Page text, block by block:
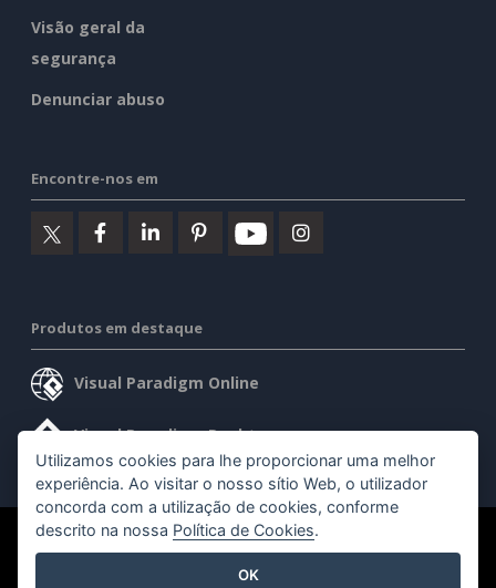
Visão geral da
segurança
Denunciar abuso
Encontre-nos em
Produtos em destaque
Visual Paradigm Online
Visual Paradigm Desktop
©2026 by Visual Paradigm. Todos os direitos reservados.
Utilizamos cookies para lhe proporcionar uma melhor
experiência. Ao visitar o nosso sítio Web, o utilizador
concorda com a utilização de cookies, conforme
descrito na nossa Política de Cookies.
OK